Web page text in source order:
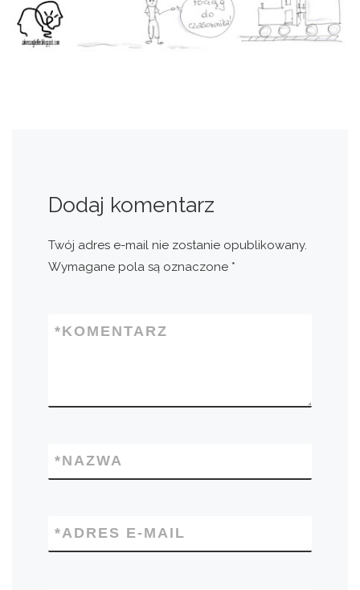
Dodaj komentarz
Twój adres e-mail nie zostanie opublikowany.
Wymagane pola są oznaczone *
KOMENTARZ
*
NAZWA
*
ADRES E-MAIL
*